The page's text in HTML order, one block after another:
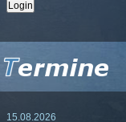
15.08.2026